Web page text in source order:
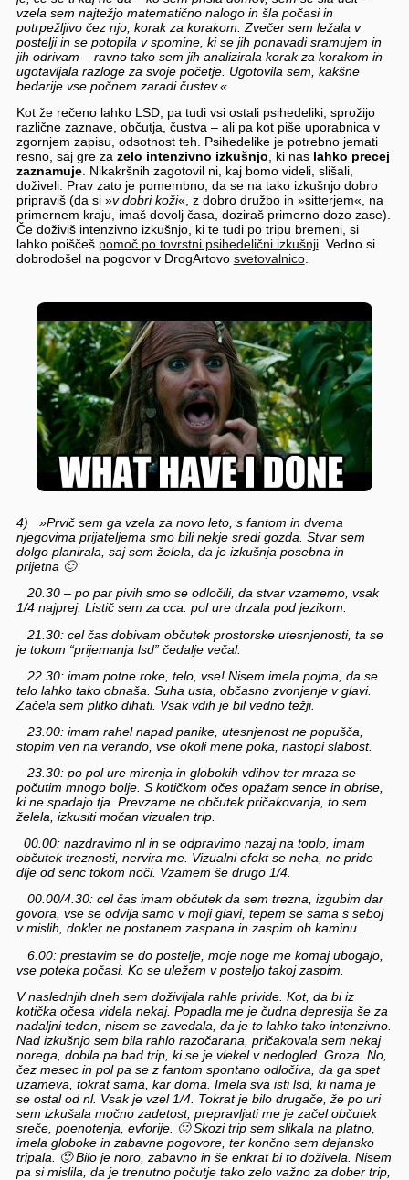
vzela sem najtežjo matematično nalogo in šla počasi in
potrpežljivo čez njo, korak za korakom. Zvečer sem ležala v
postelji in se potopila v spomine, ki se jih ponavadi sramujem in
jih odrivam – ravno tako sem jih analizirala korak za korakom in
ugotavljala razloge za svoje početje. Ugotovila sem, kakšne
bedarije vse počnem zaradi čustev.«
Kot že rečeno lahko LSD, pa tudi vsi ostali psihedeliki, sprožijo
različne zaznave, občutja, čustva – ali pa kot piše uporabnica v
zgornjem zapisu, odsotnost teh. Psihedelike je potrebno jemati
resno, saj gre za zelo intenzivno izkušnjo, ki nas lahko precej
zaznamuje. Nikakršnih zagotovil ni, kaj bomo videli, slišali,
doživeli. Prav zato je pomembno, da se na tako izkušnjo dobro
pripraviš (da si »v dobri koži«, z dobro družbo in »sitterjem«, na
primernem kraju, imaš dovolj časa, doziraš primerno dozo zase).
Če doživiš intenzivno izkušnjo, ki te tudi po tripu bremeni, si
lahko poiščeš pomoč po tovrstni psihedelični izkušnji. Vedno si
dobrodošel na pogovor v DrogArtovo svetovalnico.
4) »Prvič sem ga vzela za novo leto, s fantom in dvema
njegovima prijateljema smo bili nekje sredi gozda. Stvar sem
dolgo planirala, saj sem želela, da je izkušnja posebna in
prijetna 🙂
20.30 – po par pivih smo se odločili, da stvar vzamemo, vsak
1/4 najprej. Listič sem za cca. pol ure drzala pod jezikom.
21.30: cel čas dobivam občutek prostorske utesnjenosti, ta se
je tokom “prijemanja lsd” čedalje večal.
22.30: imam potne roke, telo, vse! Nisem imela pojma, da se
telo lahko tako obnaša. Suha usta, občasno zvonjenje v glavi.
Začela sem plitko dihati. Vsak vdih je bil vedno težji.
23.00: imam rahel napad panike, utesnjenost ne popušča,
stopim ven na verando, vse okoli mene poka, nastopi slabost.
23.30: po pol ure mirenja in globokih vdihov ter mraza se
počutim mnogo bolje. S kotičkom očes opažam sence in obrise,
ki ne spadajo tja. Prevzame ne občutek pričakovanja, to sem
želela, izkusiti močan vizualen trip.
00.00: nazdravimo nl in se odpravimo nazaj na toplo, imam
občutek treznosti, nervira me. Vizualni efekt se neha, ne pride
dlje od senc tokom noči. Vzamem še drugo 1/4.
00.00/4.30: cel čas imam občutek da sem trezna, izgubim dar
govora, vse se odvija samo v moji glavi, tepem se sama s seboj
v mislih, dokler ne postanem zaspana in zaspim ob kaminu.
6.00: prestavim se do postelje, moje noge me komaj ubogajo,
vse poteka počasi. Ko se uležem v posteljo takoj zaspim.
V naslednjih dneh sem doživljala rahle privide. Kot, da bi iz
kotička očesa videla nekaj. Popadla me je čudna depresija še za
nadaljni teden, nisem se zavedala, da je to lahko tako intenzivno.
Nad izkušnjo sem bila rahlo razočarana, pričakovala sem nekaj
norega, dobila pa bad trip, ki se je vlekel v nedogled. Groza. No,
čez mesec in pol pa se z fantom spontano odločiva, da ga spet
uzameva, tokrat sama, kar doma. Imela sva isti lsd, ki nama je
se ostal od nl. Vsak je vzel 1/4. Tokrat je bilo drugače, že po uri
sem izkušala močno zadetost, prepravljati me je začel občutek
sreče, poenotenja, evforije. 🙂Skozi trip sem slikala na platno,
imela globoke in zabavne pogovore, ter končno sem dejansko
tripala. 🙂Bilo je noro, zabavno in še enkrat bi to doživela. Nisem
pa si mislila, da je trenutno počutje tako zelo važno za dober trip,